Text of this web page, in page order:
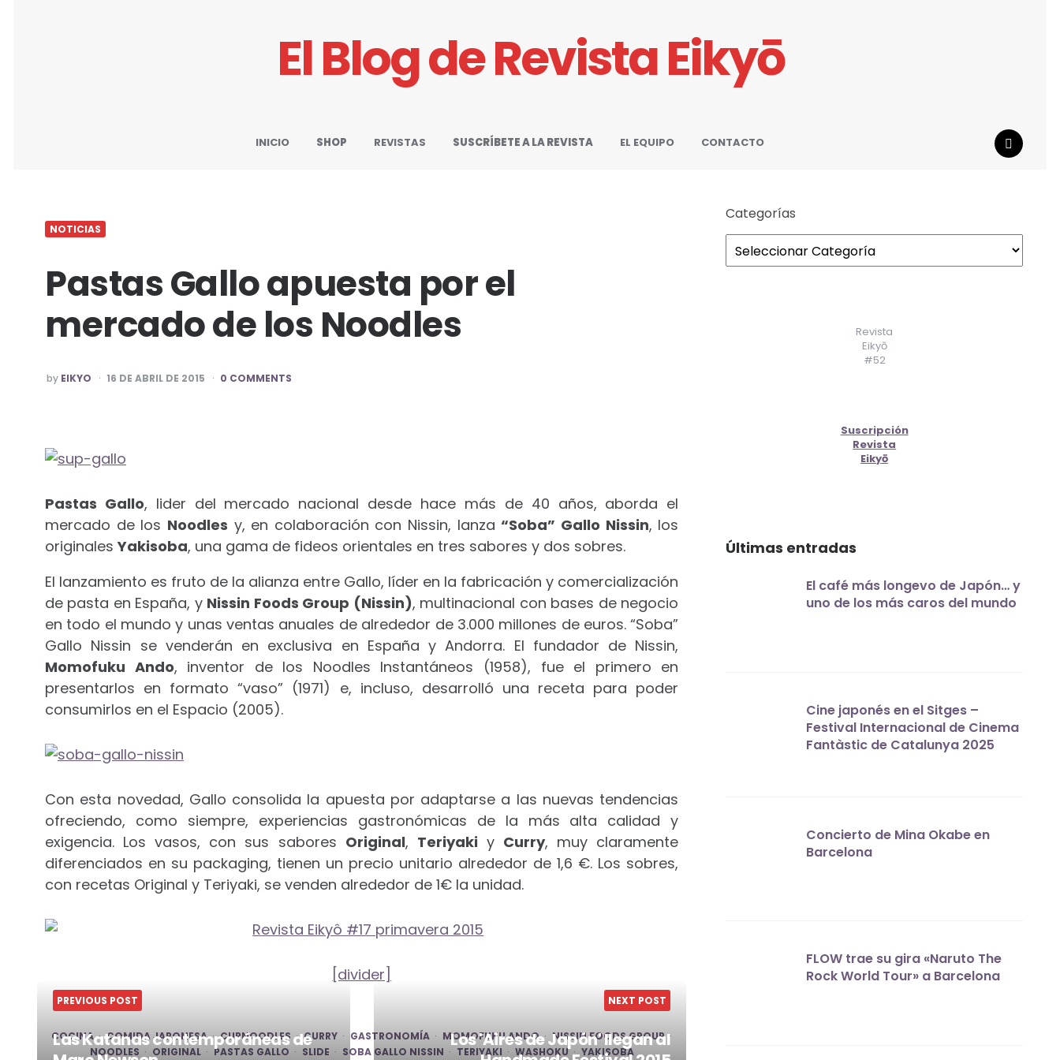
El Blog de Revista Eikyō
INICIO SHOP REVISTAS SUSCRÍBETE A LA REVISTA EL EQUIPO
CONTACTO
NOTICIAS
Pastas Gallo apuesta por el
mercado de los Noodles
POSTED
BY
by EIKYO 16 DE ABRIL DE 2015 0 COMMENTS
Pastas Gallo, lider del mercado nacional desde hace más de 40 años, aborda el
mercado de los Noodles y, en colaboración con Nissin, lanza “Soba” Gallo Nissin, los
originalesYakisoba, una gama de fideos orientales en tres sabores y dos sobres.
El lanzamiento es fruto de la alianza entre Gallo, líder en la fabricación y comercialización
de pasta en España, y Nissin Foods Group (Nissin), multinacional con bases de negocio
en todo el mundo y unas ventas anuales de alrededor de 3.000 millones de euros. “Soba”
Gallo Nissin se venderán en exclusiva en España y Andorra. El fundador de Nissin,
Momofuku Ando, inventor de los Noodles Instantáneos (1958), fue el primero en
presentarlos en formato “vaso” (1971) e, incluso, desarrolló una receta para poder
consumirlos en el Espacio (2005).
Con esta novedad, Gallo consolida la apuesta por adaptarse a las nuevas tendencias
ofreciendo, como siempre, experiencias gastronómicas de la más alta calidad y
exigencia. Los vasos, con sus sabores Original, Teriyakiy Curry, muy claramente
diferenciados en su packaging, tienen un precio unitario alrededor de 1,6 €. Los sobres,
con recetas Original y Teriyaki, se venden alrededor de 1€ la unidad.
[divider]
COCINA COMIDA JAPONESA CUPNOODLES CURRY GASTRONOMÍA MOMOFUKU ANDO
NISSIN FOODS GROUP
NOODLES
ORIGINAL PASTAS GALLO SLIDE SOBA GALLO NISSIN TERIYAKI WASHOKU YAKISOBA
PREVIOUS POST
Las Katanas contemporáneas de
NEXT POST
Los 'Aires de Japón' llegan al
Categorías
Revista
Eikyō
#52
Suscripción
Revista
Eikyō
Últimas entradas
El café más longevo de Japón… y
uno de los más caros del mundo
Cine japonés en el Sitges –
Festival Internacional de Cinema
Fantàstic de Catalunya 2025
Concierto de Mina Okabe en
Barcelona
FLOW trae su gira «Naruto The
Rock World Tour» a Barcelona